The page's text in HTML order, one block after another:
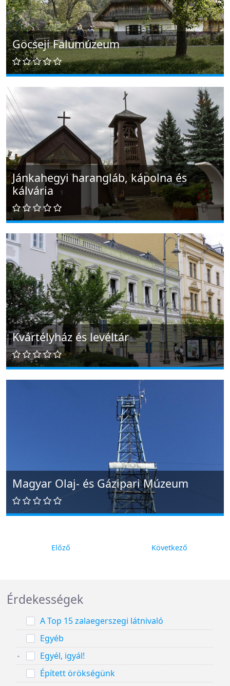
Göcseji Falumúzeum
Jánkahegyi harangláb, kápolna és
kálvária
Kvártélyház és levéltár
Magyar Olaj- és Gázipari Múzeum
Előző Következő
Érdekességek
A Top 15 zalaegerszegi látnivaló
Egyéb
Egyél, igyál!
Épített örökségünk